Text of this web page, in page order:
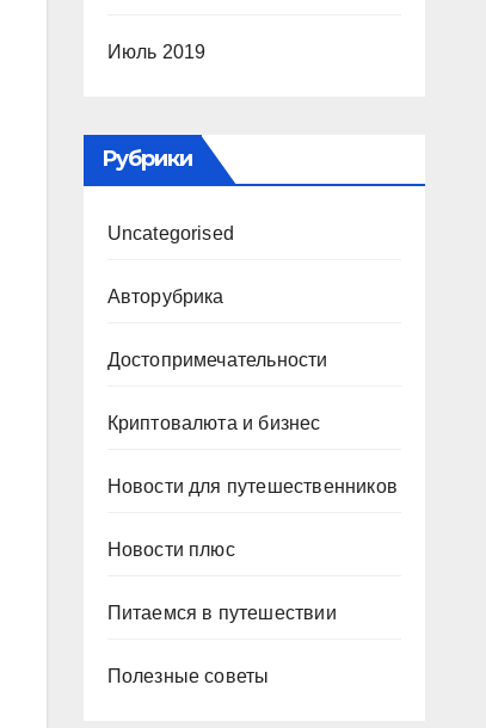
Июль 2019
Рубрики
Uncategorised
Авторубрика
Достопримечательности
Криптовалюта и бизнес
Новости для путешественников
Новости плюс
Питаемся в путешествии
Полезные советы